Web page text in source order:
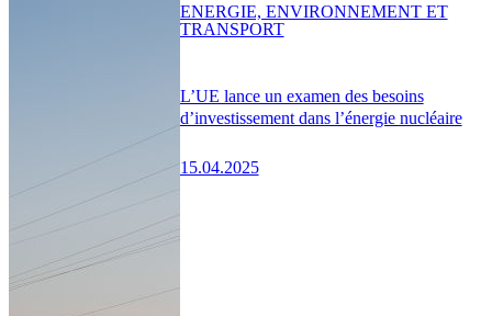
L’UE lance un examen des besoins
d’investissement dans l’énergie nucléaire
15.04.2025
ENERGIE, ENVIRONNEMENT ET
TRANSPORT